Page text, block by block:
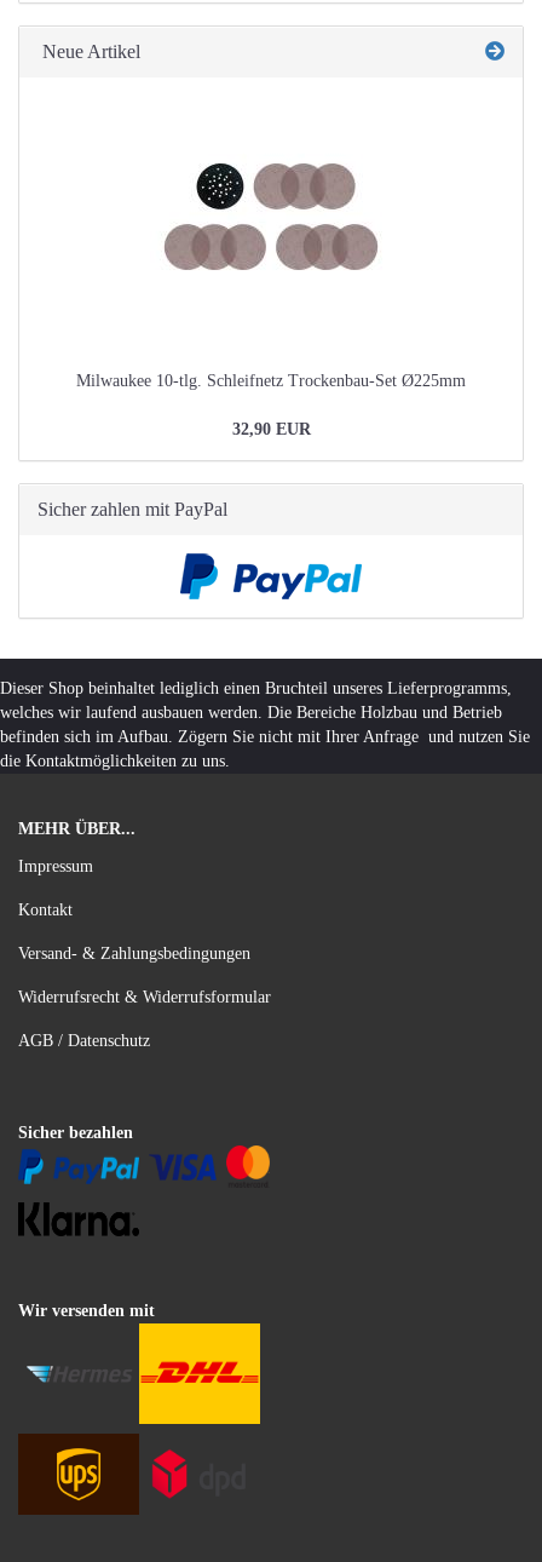
EIN.
Neue Artikel
Milwaukee 10-tlg. Schleifnetz Trockenbau-Set Ø225mm
32,90 EUR
Sicher zahlen mit PayPal
Dieser Shop beinhaltet lediglich einen Bruchteil unseres Lieferprogramms,
welches wir laufend ausbauen werden. Die Bereiche Holzbau und Betrieb
befinden sich im Aufbau. Zögern Sie nicht mit Ihrer Anfrage und nutzen Sie
die Kontaktmöglichkeiten zu uns.
MEHR ÜBER...
Impressum
Kontakt
Versand- & Zahlungsbedingungen
Widerrufsrecht & Widerrufsformular
AGB / Datenschutz
Sicher bezahlen
Wir versenden mit